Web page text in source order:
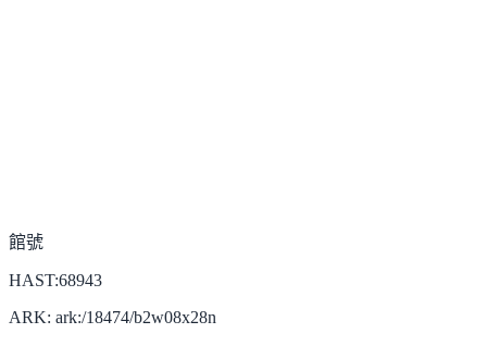
館號
HAST:68943
ARK: ark:/18474/b2w08x28n